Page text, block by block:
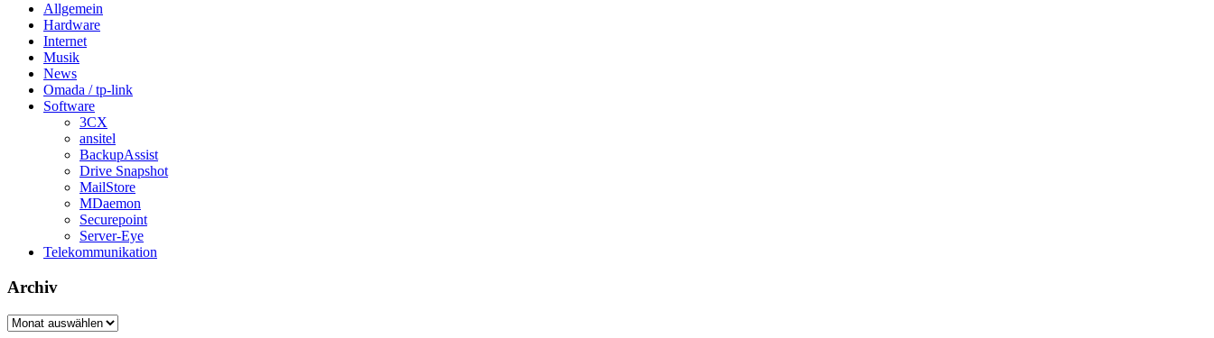
Allgemein
Hardware
Internet
Musik
News
Omada / tp-link
Software
3CX
ansitel
BackupAssist
Drive Snapshot
MailStore
MDaemon
Securepoint
Server-Eye
Telekommunikation
Archiv
Archiv